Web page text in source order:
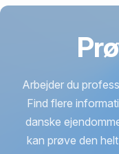
Arbejder du
Find flere
danske
kan prøve den